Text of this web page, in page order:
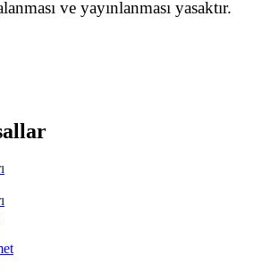
ve yayınlanması yasaktır.